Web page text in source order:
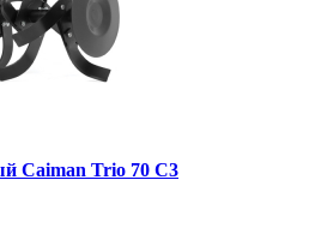
Caiman Trio 70 C3